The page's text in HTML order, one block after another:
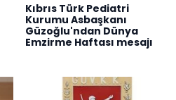
Kıbrıs Türk Pediatri
Kurumu Asbaşkanı
Güzoğlu'ndan Dünya
Emzirme Haftası mesajı